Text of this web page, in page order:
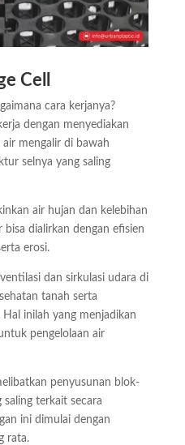
Cell
cara kerjanya?
dengan menyediakan
air mengalir di bawah
selnya yang saling
air hujan dan kelebihan
bisa dialirkan dengan efisien
erosi.
dan sirkulasi udara di
tanah serta
inilah yang menjadikan
pengelolaan air
penyusunan blok-
terkait secara
ini dimulai dengan
rata.